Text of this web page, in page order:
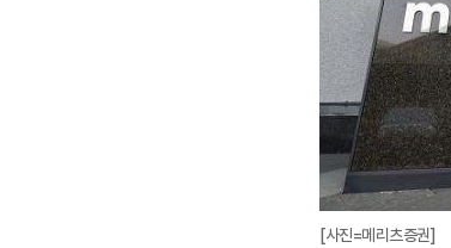
[사진=메리츠증권]